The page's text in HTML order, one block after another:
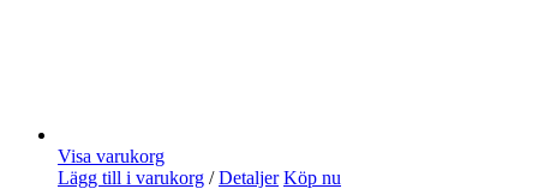
Visa varukorg
Lägg till i varukorg / Detaljer Köp nu